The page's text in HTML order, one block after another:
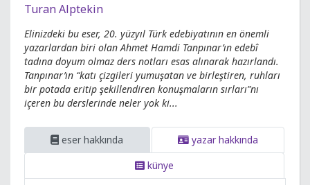
Turan Alptekin
Elinizdeki bu eser, 20. yüzyıl Türk edebiyatının en önemli
yazarlardan biri olan Ahmet Hamdi Tanpınar’ın edebî
tadına doyum olmaz ders notları esas alınarak hazırlandı.
Tanpınar’ın “katı çizgileri yumuşatan ve birleştiren, ruhları
bir potada eritip şekillendiren konuşmaların sırları”nı
içeren bu derslerinde neler yok ki...
eser hakkında
yazar hakkında
künye